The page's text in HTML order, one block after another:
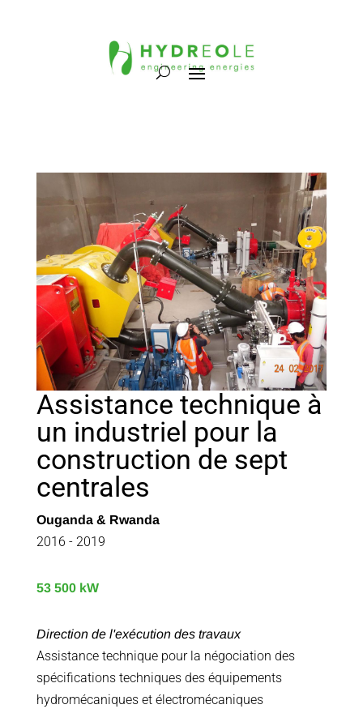
Assistance technique à
un industriel pour la
construction de sept
centrales
Ouganda & Rwanda
2016 - 2019
53 500 kW
Direction de l'exécution des travaux
Assistance technique pour la négociation des
spécifications techniques des équipements
hydromécaniques et électromécaniques